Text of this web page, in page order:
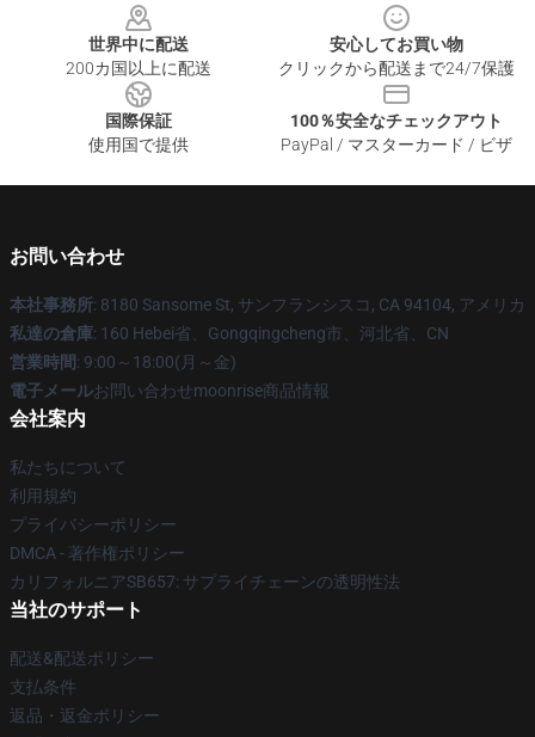
世界中に配送
200カ国以上に配送
安心してお買い物
クリックから配送まで24/7保護
国際保証
使用国で提供
100％安全なチェックアウト
PayPal / マスターカード / ビザ
お問い合わせ
本社事務所: 8180 Sansome St, サンフランシスコ, CA 94104, アメリカ
私達の倉庫: 160 Hebei省、Gongqingcheng市、河北省、CN
営業時間: 9:00～18:00(月～金)
電子メールお問い合わせmoonrise商品情報
会社案内
私たちについて
利用規約
プライバシーポリシー
DMCA - 著作権ポリシー
カリフォルニアSB657: サプライチェーンの透明性法
当社のサポート
配送&配送ポリシー
支払条件
返品・返金ポリシー